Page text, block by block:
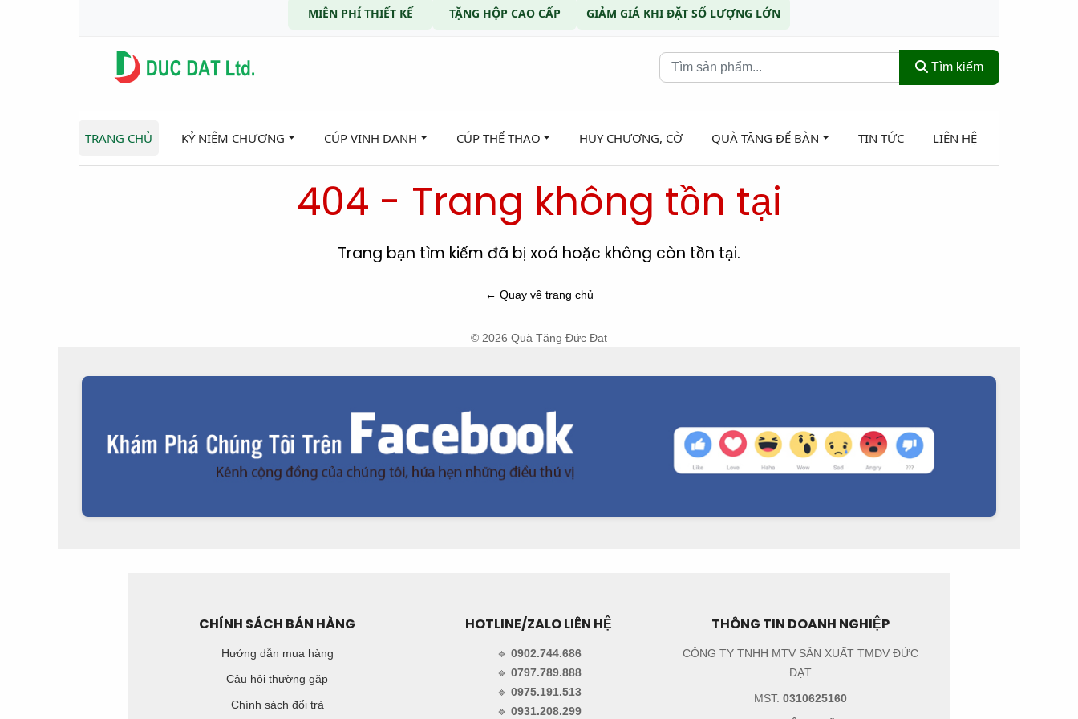
MIỄN PHÍ THIẾT KẾ TẶNG HỘP CAO CẤP GIẢM GIÁ KHI ĐẶT SỐ LƯỢNG LỚN
Tìm kiếm
TRANG CHỦ KỶ NIỆM CHƯƠNG CÚP VINH DANH CÚP THỂ THAO HUY CHƯƠNG, CỜ QUÀ TẶNG ĐỂ BÀN TIN TỨC LIÊN HỆ
404 - Trang không tồn tại
Trang bạn tìm kiếm đã bị xoá hoặc không còn tồn tại.
← Quay về trang chủ
© 2026 Quà Tặng Đức Đạt
CHÍNH SÁCH BÁN HÀNG
Hướng dẫn mua hàng
Câu hỏi thường gặp
Chính sách đổi trả
HOTLINE/ZALO LIÊN HỆ
🔹 0902.744.686
🔹 0797.789.888
🔹 0975.191.513
🔹 0931.208.299
THÔNG TIN DOANH NGHIỆP
CÔNG TY TNHH MTV SẢN XUẤT TMDV ĐỨC
ĐẠT
MST: 0310625160